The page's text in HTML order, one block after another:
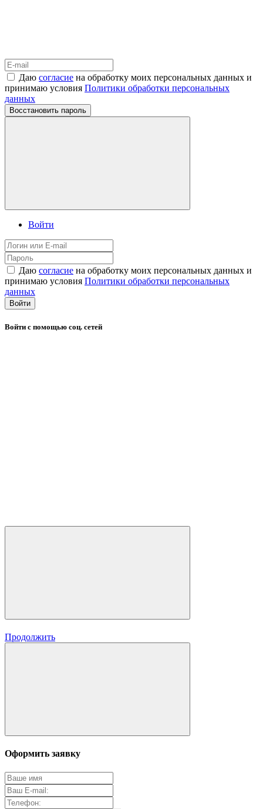
Даю согласие на обработку моих персональных данных и
принимаю условия Политики обработки персональных
данных
Восстановить пароль
Войти
Даю согласие на обработку моих персональных данных и
принимаю условия Политики обработки персональных
данных
Войти
Войти с помощью соц. сетей
Продолжить
Оформить заявку